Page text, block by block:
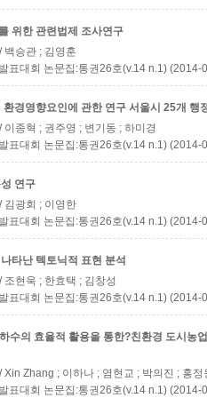
위한 관련법제 조사연구
/ 백승관 ; 김영훈
표대회 논문집:통권26호(v.14 n.1) (2014-
경영향요인에 관한 연구 서울시 25개 행
/ 이종혁 ; 권주영 ; 변기동 ; 하미경
표대회 논문집:통권26호(v.14 n.1) (2014-
연구
/ 김광회 ; 이영한
표대회 논문집:통권26호(v.14 n.1) (2014-
타난 텍토닉적 표현 분석
/ 조현욱 ; 한효택 ; 김창성
표대회 논문집:통권26호(v.14 n.1) (2014-
수의 효율적 활용을 통한?친환경 도시농
/ Xin Zhang ; 이하나 ; 염현교 ; 박의진 ; 홍
표대회 논문집:통권26호(v.14 n.1) (2014-